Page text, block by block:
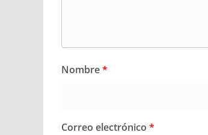
Nombre*
Correo electrónico *